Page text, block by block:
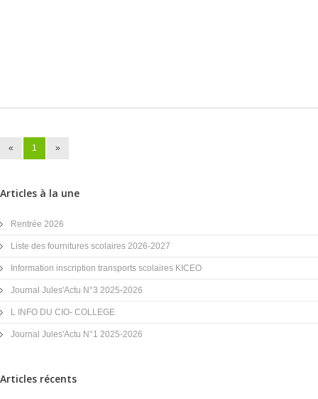
« 1 »
Articles à la une
Rentrée 2026
Liste des fournitures scolaires 2026-2027
Information inscription transports scolaires KICEO
Journal Jules'Actu N°3 2025-2026
L INFO DU CIO- COLLEGE
Journal Jules'Actu N°1 2025-2026
Articles récents